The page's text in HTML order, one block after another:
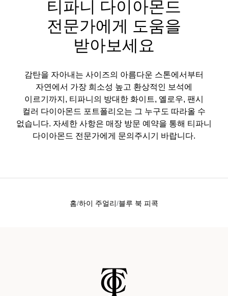
티파니 다이아몬드
전문가에게 도움을
받아보세요
감탄을 자아내는 사이즈의 아름다운 스톤에서부터
자연에서 가장 희소성 높고 환상적인 보석에
이르기까지, 티파니의 방대한 화이트, 옐로우, 팬시
컬러 다이아몬드 포트폴리오는 그 누구도 따라올 수
없습니다. 자세한 사항은 매장 방문 예약을 통해 티파니
다이아몬드 전문가에게 문의주시기 바랍니다.
홈 하이 주얼리 블루 북 피콕